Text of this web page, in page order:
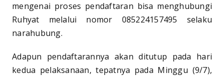
mengenai proses pendaftaran bisa menghubungi
Ruhyat melalui nomor 085224157495 selaku
narahubung.
Adapun pendaftarannya akan ditutup pada hari
kedua pelaksanaan, tepatnya pada Minggu (9/7),